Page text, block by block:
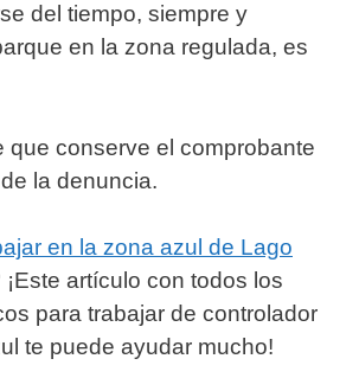
del tiempo, siempre y
en la zona regulada, es
que conserve el comprobante
la denuncia.
en la zona azul de Lago
¡Este artículo con todos los
para trabajar de controlador
te puede ayudar mucho!